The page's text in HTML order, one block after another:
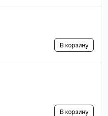
В корзину
В корзину